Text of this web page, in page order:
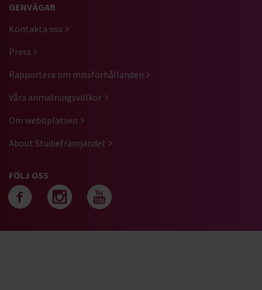
GENVÄGAR
Kontakta oss
Press
Rapportera om missförhållanden
Våra anmälningsvillkor
Om webbplatsen
About Studiefrämjandet
FÖLJ OSS
Följ oss på facebook
Följ oss på
Följ oss på